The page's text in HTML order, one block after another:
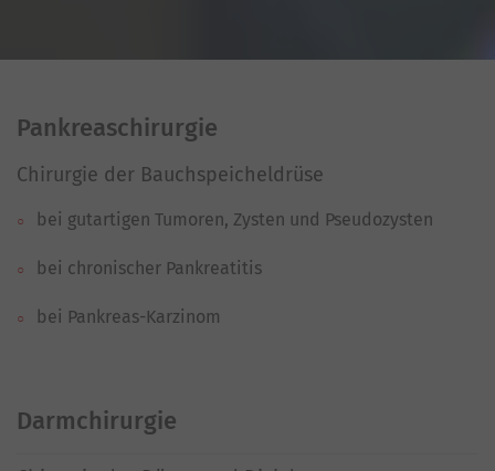
Pankreaschirurgie
Chirurgie der Bauchspeicheldrüse
bei gutartigen Tumoren, Zysten und Pseudozysten
bei chronischer Pankreatitis
bei Pankreas-Karzinom
Darmchirurgie